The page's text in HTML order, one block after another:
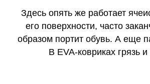
Здесь опять же работает
его поверхности, часто
образом портит обувь. А еще
В EVA-ковриках грязь